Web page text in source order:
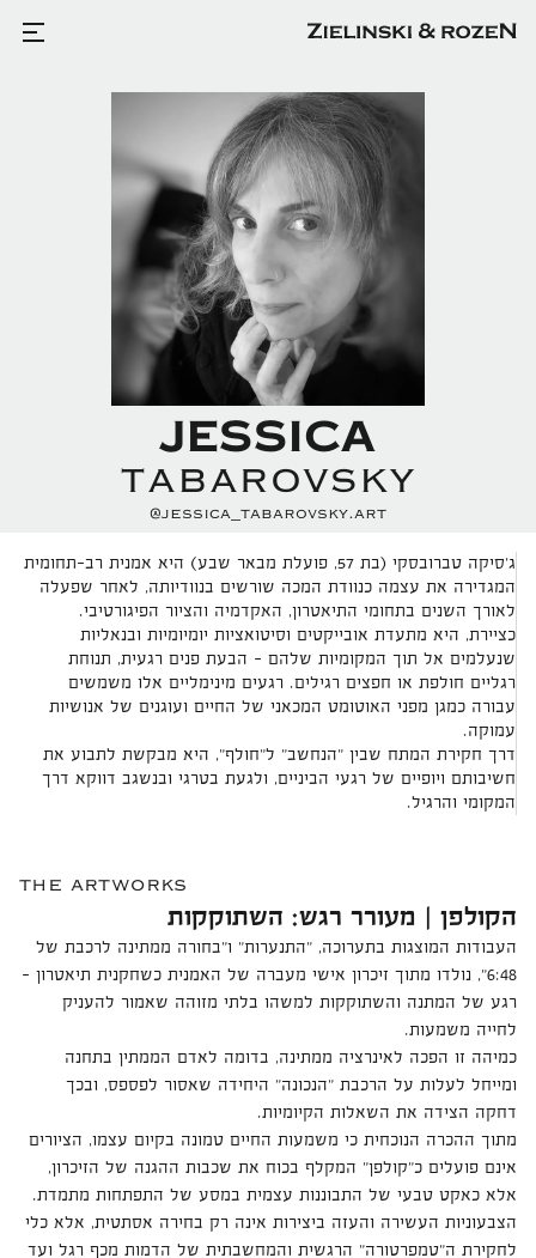
JESSICA
TABAROVSKY
@jessica_tabarovsky.art
ג׳סיקה טברובסקי (בת 57, פועלת מבאר שבע) היא אמנית רב-תחומית
המגדירה את עצמה כנוודת המכה שורשים בנוודיותה, לאחר שפעלה
לאורך השנים בתחומי התיאטרון, האקדמיה והציור הפיגורטיבי.
כציירת, היא מתעדת אובייקטים וסיטואציות יומיומיות ובנאליות
שנעלמים אל תוך המקומיות שלהם – הבעת פנים רגעית, תנוחת
רגליים חולפת או חפצים רגילים. רגעים מינימליים אלו משמשים
עבורה כמגן מפני האוטומט המכאני של החיים ועוגנים של אנושיות
עמוקה.
דרך חקירת המתח שבין "הנחשב" ל"חולף", היא מבקשת לתבוע את
חשיבותם ויופיים של רגעי הביניים, ולגעת בטרגי ובנשגב דווקא דרך
המקומי והרגיל.
the artworks
הקולפן | מעורר רגש: השתוקקות
העבודות המוצגות בתערוכה, "התנערות" ו"בחורה ממתינה לרכבת של
6:48", נולדו מתוך זיכרון אישי מעברה של האמנית כשחקנית תיאטרון –
רגע של המתנה והשתוקקות למשהו בלתי מזוהה שאמור להעניק
לחייה משמעות.
כמיהה זו הפכה לאינרציה ממתינה, בדומה לאדם הממתין בתחנה
ומייחל לעלות על הרכבת "הנכונה" היחידה שאסור לפספס, ובכך
דחקה הצידה את השאלות הקיומיות.
מתוך ההכרה הנוכחית כי משמעות החיים טמונה בקיום עצמו, הציורים
אינם פועלים כ"קולפן" המקלף בכוח את שכבות ההגנה של הזיכרון,
אלא כאקט טבעי של התבוננות עצמית במסע של התפתחות מתמדת.
הצבעוניות העשירה והעזה ביצירות אינה רק בחירה אסתטית, אלא כלי
לחקירת ה"טמפרטורה" הרגשית והמחשבתית של הדמות מכף רגל ועד